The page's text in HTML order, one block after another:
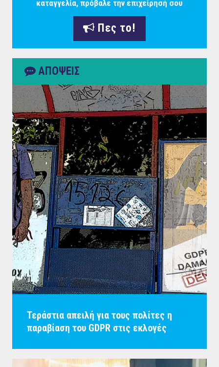
καταγγελία, πρόβαλε την επιχείρησή σου
Πες το!
ΑΠΟΨΕΙΣ
Τεράστια απειλή για τους πολίτες η
παραβίαση του GDPR στις εκλογές